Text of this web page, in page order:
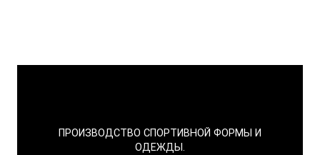
ПРОИЗВОДСТВО СПОРТИВНОЙ ФОРМЫ И
ОДЕЖДЫ.